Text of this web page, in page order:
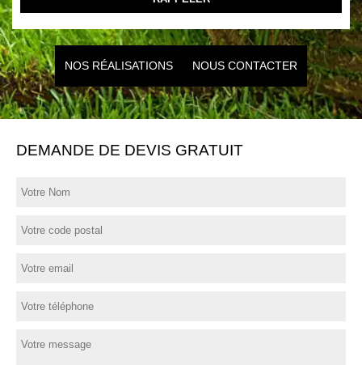
NOS RÉALISATIONS NOUS CONTACTER
DEMANDE DE DEVIS GRATUIT